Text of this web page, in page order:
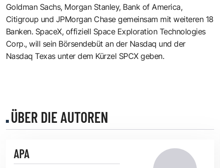
Goldman Sachs, Morgan Stanley, Bank of America,
Citigroup und JPMorgan Chase gemeinsam mit weiteren 18
Banken. SpaceX, offiziell Space Exploration Technologies
Corp., will sein Börsendebüt an der Nasdaq und der
Nasdaq Texas unter dem Kürzel SPCX geben.
ÜBER DIE AUTOREN
APA